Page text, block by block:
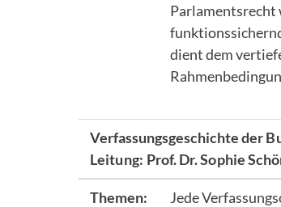
Parlamentsrecht
dient dem
Verfassungsgeschichte der
Leitung: Prof. Dr. Sophie
Themen:
Jede